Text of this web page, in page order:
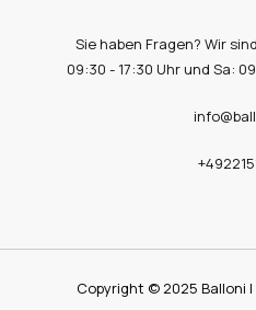
Sie haben Fragen? Wir
09:30 - 17:30 Uhr und Sa:
Copyright © 2025 Balloni